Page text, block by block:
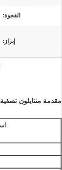
الفجوة:
إبراز:
مقدمة مننايلون